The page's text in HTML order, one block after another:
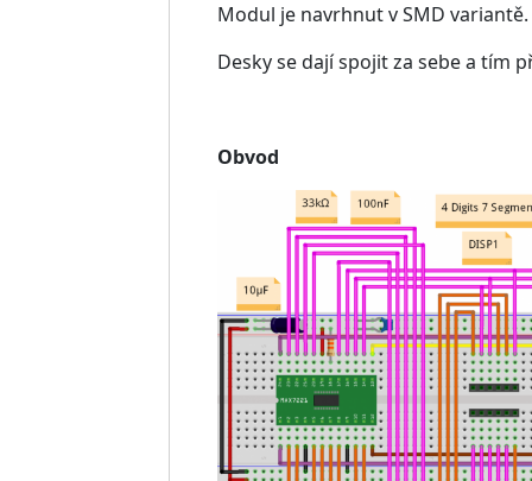
Modul je navrhnut v SMD variantě.
Desky se dají spojit za sebe a tím
Obvod